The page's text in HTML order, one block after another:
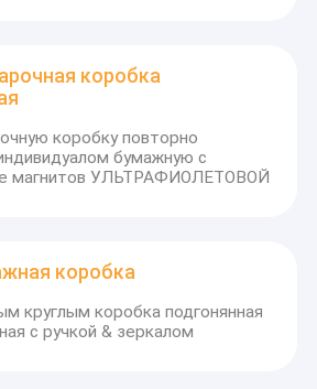
коробка
коробку повторно
бумажную с
магнитов УЛЬТРАФИОЛЕТОВОЙ
коробка
круглым коробка подгонянная
с ручкой & зеркалом